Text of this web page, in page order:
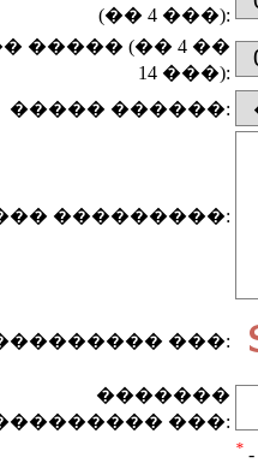
(�� 4 ���):
����� (�� 4 ��
14 ���):
����� ������:
���������:
���:
�������
���:
*